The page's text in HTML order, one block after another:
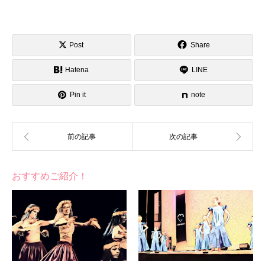
Post Share
Hatena LINE
Pin it note
おすすめご紹介！